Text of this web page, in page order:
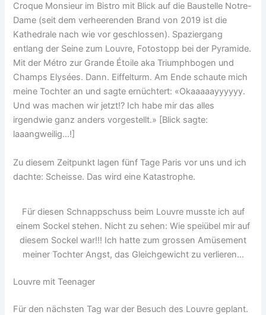
Croque Monsieur im Bistro mit Blick auf die Baustelle Notre-
Dame (seit dem verheerenden Brand von 2019 ist die
Kathedrale nach wie vor geschlossen). Spaziergang
entlang der Seine zum Louvre, Fotostopp bei der Pyramide.
Mit der Métro zur Grande Étoile aka Triumphbogen und
Champs Elysées. Dann. Eiffelturm. Am Ende schaute mich
meine Tochter an und sagte ernüchtert: «Okaaaaayyyyyy.
Und was machen wir jetzt!? Ich habe mir das alles
irgendwie ganz anders vorgestellt.» [Blick sagte:
laaangweilig…!]
Zu diesem Zeitpunkt lagen fünf Tage Paris vor uns und ich
dachte: Scheisse. Das wird eine Katastrophe.
Für diesen Schnappschuss beim Louvre musste ich auf
einem Sockel stehen. Nicht zu sehen: Wie speiübel mir auf
diesem Sockel war!!! Ich hatte zum grossen Amüsement
meiner Tochter Angst, das Gleichgewicht zu verlieren…
Louvre mit Teenager
Für den nächsten Tag war der Besuch des Louvre geplant.